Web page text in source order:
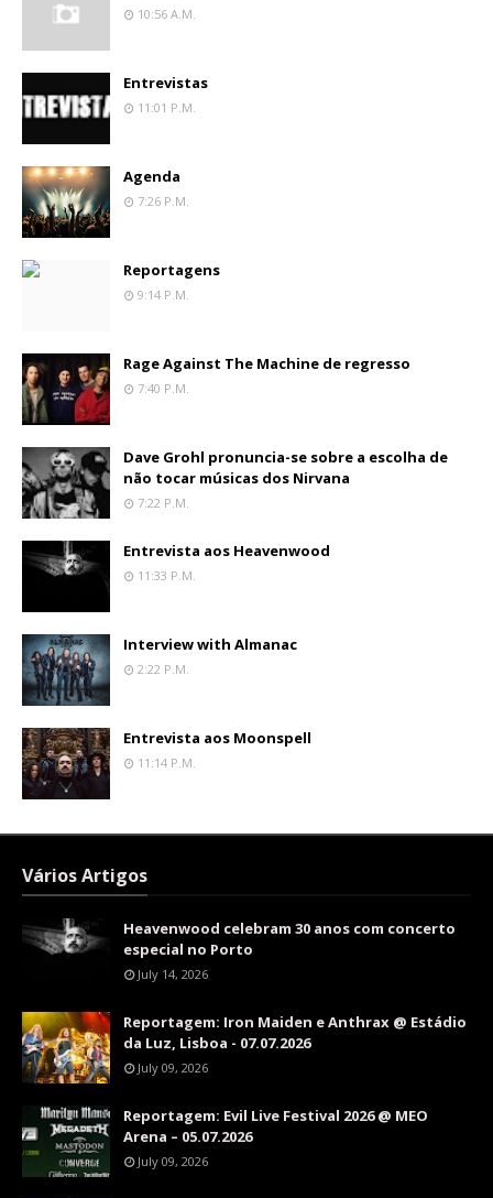
10:56 A.m.
Entrevistas
11:01 P.m.
Agenda
7:26 P.m.
Reportagens
9:14 P.m.
Rage Against The Machine de regresso
7:40 P.m.
Dave Grohl pronuncia-se sobre a escolha de
não tocar músicas dos Nirvana
7:22 P.m.
Entrevista aos Heavenwood
11:33 P.m.
Interview with Almanac
2:22 P.m.
Entrevista aos Moonspell
11:14 P.m.
Vários Artigos
Heavenwood celebram 30 anos com concerto
especial no Porto
July 14, 2026
Reportagem: Iron Maiden e Anthrax @ Estádio
da Luz, Lisboa - 07.07.2026
July 09, 2026
Reportagem: Evil Live Festival 2026 @ MEO
Arena – 05.07.2026
July 09, 2026